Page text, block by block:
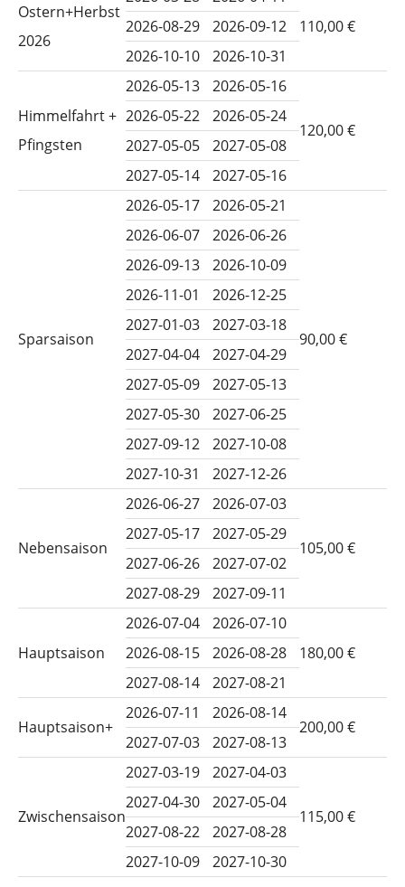
Ostern+Herbst
2026
110,00 €
2026-08-29
2026-09-12
2026-10-10
2026-10-31
Himmelfahrt +
Pfingsten
2026-05-13 2026-05-16
120,00 €
2026-05-22
2026-05-24
2027-05-05
2027-05-08
2027-05-14
2027-05-16
Sparsaison
2026-05-17 2026-05-21
90,00 €
2026-06-07
2026-06-26
2026-09-13
2026-10-09
2026-11-01
2026-12-25
2027-01-03
2027-03-18
2027-04-04
2027-04-29
2027-05-09
2027-05-13
2027-05-30
2027-06-25
2027-09-12
2027-10-08
2027-10-31
2027-12-26
Nebensaison
2026-06-27 2026-07-03
105,00 €
2027-05-17
2027-05-29
2027-06-26
2027-07-02
2027-08-29
2027-09-11
Hauptsaison
2026-07-04
2026-07-10
180,00 €
2026-08-15
2026-08-28
2027-08-14
2027-08-21
Hauptsaison+
2026-07-11 2026-08-14
200,00 €
2027-07-03 2027-08-13
Zwischensaison
2027-03-19 2027-04-03
115,00 €
2027-04-30
2027-05-04
2027-08-22
2027-08-28
2027-10-09
2027-10-30